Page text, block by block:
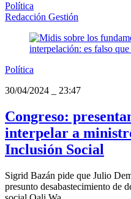
Política
Redacción Gestión
Política
30/04/2024
23:47
Congreso:
interpelar a
Inclusión Social
Sigrid Bazán pide que Julio
presunto desabastecimiento de